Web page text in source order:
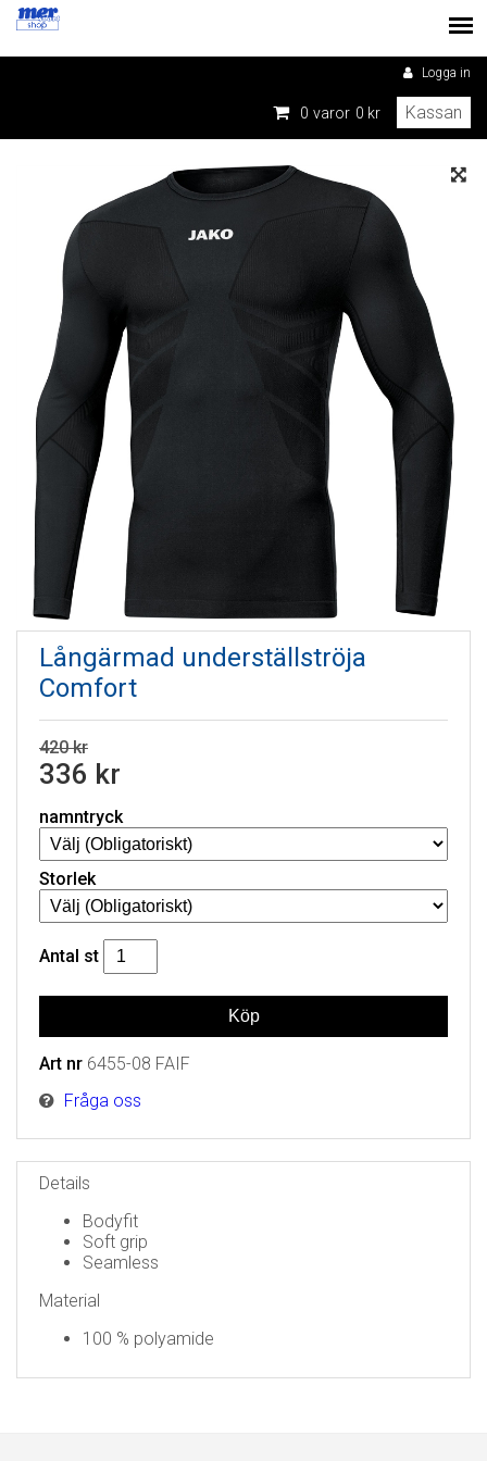
Logga in
0 varor 0 kr Kassan
Långärmad underställströja
Comfort
420 kr
336 kr
namntryck
Storlek
Antal st
Art nr 6455-08 FAIF
Fråga oss
Details
Bodyfit
Soft grip
Seamless
Material
100 % polyamide